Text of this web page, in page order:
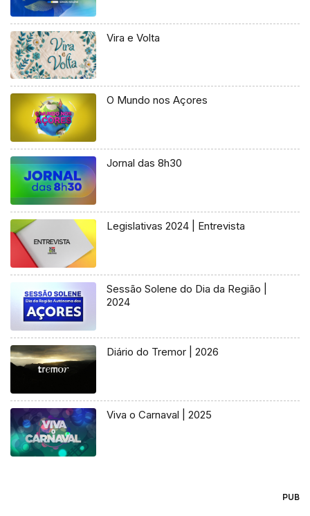
Vira e Volta
O Mundo nos Açores
Jornal das 8h30
Legislativas 2024 | Entrevista
Sessão Solene do Dia da Região |
2024
Diário do Tremor | 2026
Viva o Carnaval | 2025
PUB